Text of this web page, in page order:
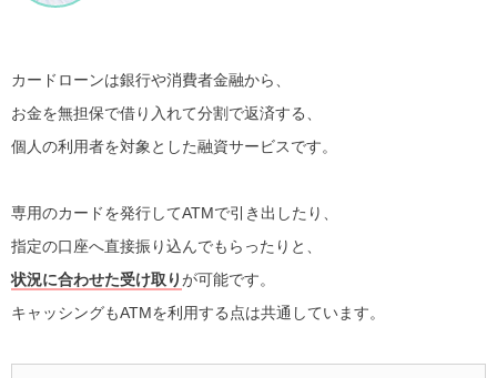
カードローンは銀行や消費者金融から、
お金を無担保で借り入れて分割で返済する、
個人の利用者を対象とした融資サービスです。
専用のカードを発行してATMで引き出したり、
指定の口座へ直接振り込んでもらったりと、
状況に合わせた受け取りが可能です。
キャッシングもATMを利用する点は共通しています。